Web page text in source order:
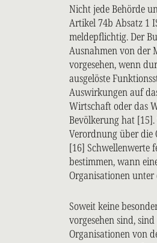
Nicht jede Behörde
Artikel 74b Absatz 1
meldepflichtig. Der
Ausnahmen von der
vorgesehen,wenn
ausgelöste
Auswirkungen auf
Wirtschaft oder das
Bevölkerung hat
Verordnung über die
[16] Schwellenwerte
bestimmen, wann
Organisationen
Soweit keine
vorgesehen sind,
Organisationen von